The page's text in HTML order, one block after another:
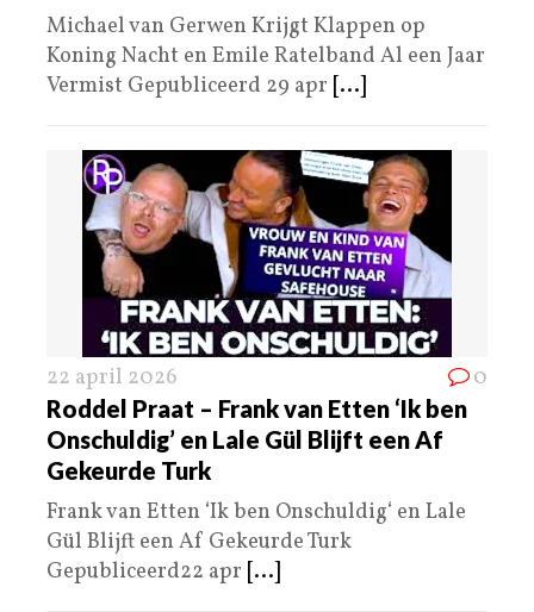
Michael van Gerwen Krijgt Klappen op
Koning Nacht en Emile Ratelband Al een Jaar
Vermist Gepubliceerd 29 apr [...]
22 april 2026 0
Roddel Praat – Frank van Etten ‘Ik ben
Onschuldig’ en Lale Gül Blijft een Af
Gekeurde Turk
Frank van Etten ‘Ik ben Onschuldig‘ en Lale
Gül Blijft een Af Gekeurde Turk
Gepubliceerd22 apr [...]